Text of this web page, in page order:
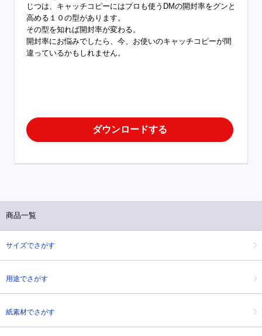
じつは、キャッチコピーにはプロも使うDMの開封率をグンと
高める１０の型があります。
その型を知れば開封率が変わる。
開封率にお悩みでしたら、今、お使いのキャッチコピーが間
違っているかもしれません。
ダウンロードする
商品一覧
サイズでさがす
用途でさがす
紙素材でさがす